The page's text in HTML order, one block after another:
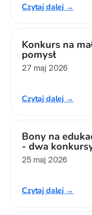
Czytaj dalej →
Konkurs na
pomysł
27 maj 2026
Czytaj dalej →
Bony na
- dwa
25 maj 2026
Czytaj dalej →